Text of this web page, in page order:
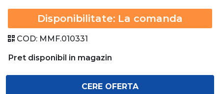
Disponibilitate: La comanda
COD: MMF.010331
Pret disponibil in magazin
CERE OFERTA